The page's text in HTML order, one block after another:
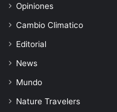
Opiniones
Cambio Climatico
Editorial
News
Mundo
Nature Travelers